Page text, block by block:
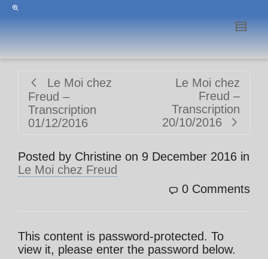
Le Moi chez
Freud –
Transcription
01/12/2016
Le Moi chez
Freud –
Transcription
20/10/2016
Posted by Christine on 9 December 2016 in
Le Moi chez Freud
0 Comments
This content is password-protected. To
view it, please enter the password below.